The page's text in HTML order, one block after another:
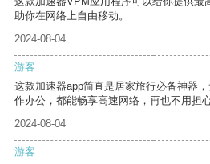
助你在网络上自由移动。
2024-08-04
游客
这款加速器app简直是居家旅行必备神器
作办公，都能畅享高速网络，再也不用担
2024-08-04
游客